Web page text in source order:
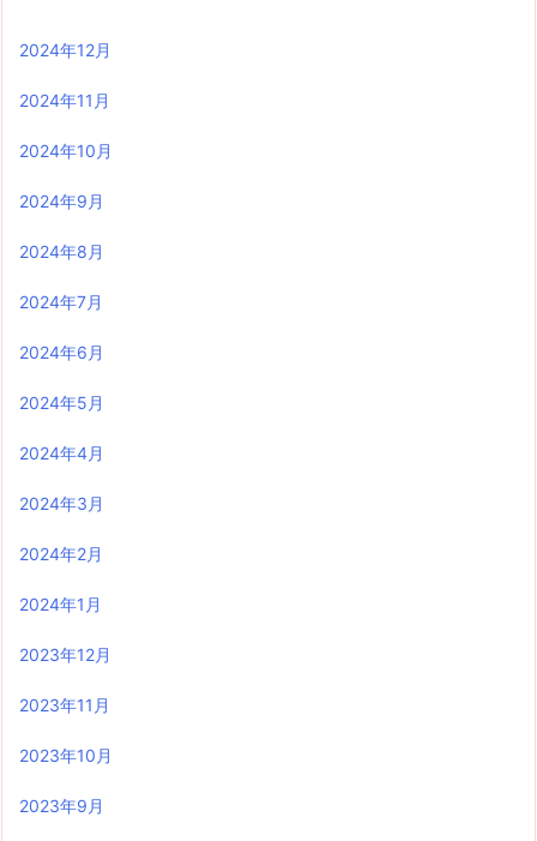
2024年12月
2024年11月
2024年10月
2024年9月
2024年8月
2024年7月
2024年6月
2024年5月
2024年4月
2024年3月
2024年2月
2024年1月
2023年12月
2023年11月
2023年10月
2023年9月